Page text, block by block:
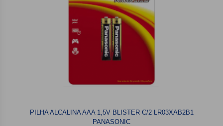
PILHA ALCALINA AAA 1,5V BLISTER C/2 LR03XAB2B1
PANASONIC